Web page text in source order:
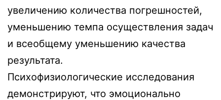
увеличению количества погрешностей,
уменьшению темпа осуществления задач
и всеобщему уменьшению качества
результата.
Психофизиологические исследования
демонстрируют, что эмоционально